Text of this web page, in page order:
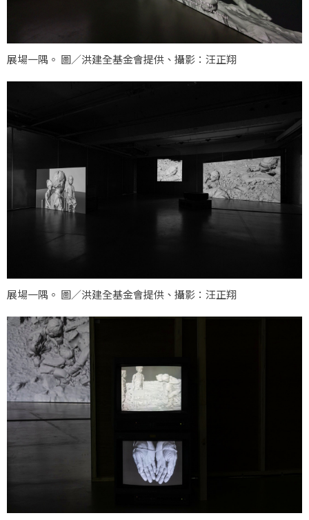
展場一隅。 圖／洪建全基金會提供、攝影：汪正翔
展場一隅。 圖／洪建全基金會提供、攝影：汪正翔